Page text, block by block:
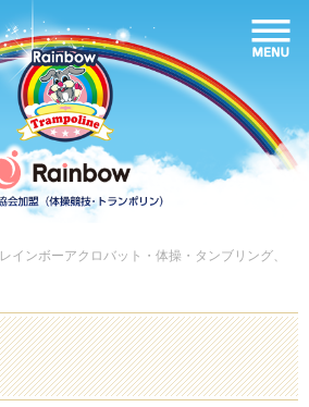
インボーアクロバット・体操・タンブリング、